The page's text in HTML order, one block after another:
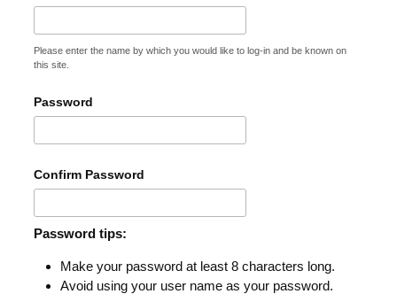
Please enter the name by which you would like to log-in and be known on
this site.
Password
Confirm Password
Password tips:
Make your password at least 8 characters long.
Avoid using your user name as your password.